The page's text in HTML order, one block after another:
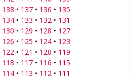
138 • 137• 136 • 135
134• 133 • 132• 131
130 • 129 • 128 • 127
126 • 125 • 124• 123
122• 121 • 120 • 119
118 • 117• 116 • 115
114• 113 • 112• 111